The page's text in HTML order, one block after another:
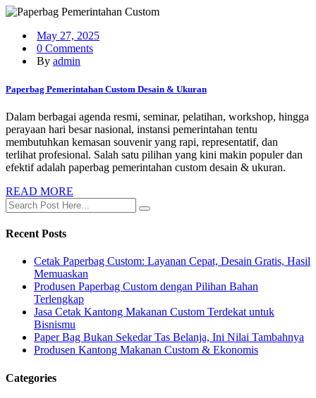
May 27, 2025
0 Comments
By admin
Paperbag Pemerintahan Custom Desain & Ukuran
Dalam berbagai agenda resmi, seminar, pelatihan, workshop, hingga
perayaan hari besar nasional, instansi pemerintahan tentu
membutuhkan kemasan souvenir yang rapi, representatif, dan
terlihat profesional. Salah satu pilihan yang kini makin populer dan
efektif adalah paperbag pemerintahan custom desain & ukuran.
READ MORE
Recent Posts
Cetak Paperbag Custom: Layanan Cepat, Desain Gratis, Hasil
Memuaskan
Produsen Paperbag Custom dengan Pilihan Bahan
Terlengkap
Jasa Cetak Kantong Makanan Custom Terdekat untuk
Bisnismu
Paper Bag Bukan Sekedar Tas Belanja, Ini Nilai Tambahnya
Produsen Kantong Makanan Custom & Ekonomis
Categories